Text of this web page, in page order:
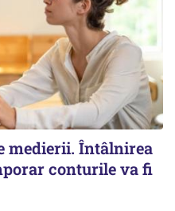
medierii. Întâlnirea
conturile va fi